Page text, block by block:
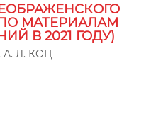
МАТЕРИАЛАМ
В 2021 ГОДУ)
А. Л. КОЦ